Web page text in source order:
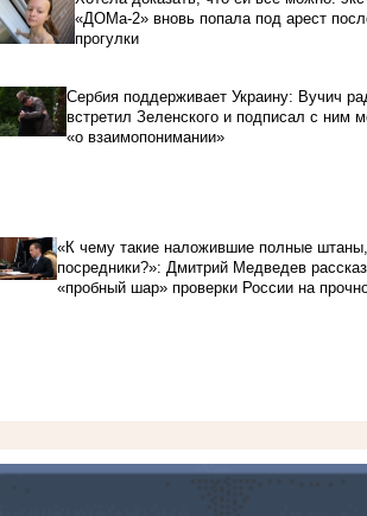
«ДОМа-2» вновь попала под арест
прогулки
Сербия поддерживает Украину: Вучич
встретил Зеленского и подписал с ним
«о взаимопонимании»
«К чему такие наложившие полные
посредники?»: Дмитрий Медведев
«пробный шар» проверки России на